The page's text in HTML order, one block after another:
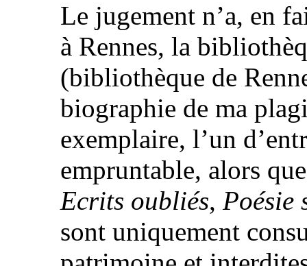
Le jugement n’a, en
à Rennes, la
(bibliothèque de
biographie de ma
exemplaire, l’un
empruntable, alors
Ecrits oubliés, Poésie
sont uniquement